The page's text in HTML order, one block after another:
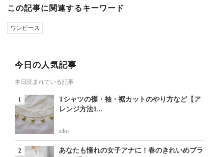
この記事に関連するキーワード
ワンピース
今日の人気記事
本日読まれている記事
Tシャツの襟・袖・裾カットのやり方など【ア
レンジ方法1...
aiko
あなたも憧れの女子アナに！春のきれいめブラ